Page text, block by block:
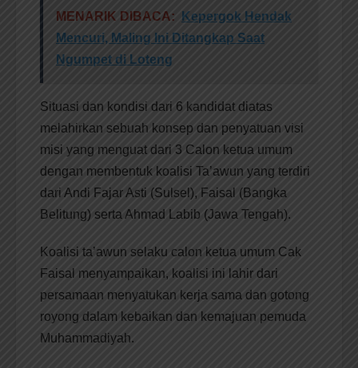
MENARIK DIBACA:
Kepergok Hendak
Mencuri, Maling Ini Ditangkap Saat
Ngumpet di Loteng
Situasi dan kondisi dari 6 kandidat diatas
melahirkan sebuah konsep dan penyatuan visi
misi yang menguat dari 3 Calon ketua umum
dengan membentuk koalisi Ta’awun yang terdiri
dari Andi Fajar Asti (Sulsel), Faisal (Bangka
Belitung) serta Ahmad Labib (Jawa Tengah).
Koalisi ta’awun selaku calon ketua umum Cak
Faisal menyampaikan, koalisi ini lahir dari
persamaan menyatukan kerja sama dan gotong
royong dalam kebaikan dan kemajuan pemuda
Muhammadiyah.